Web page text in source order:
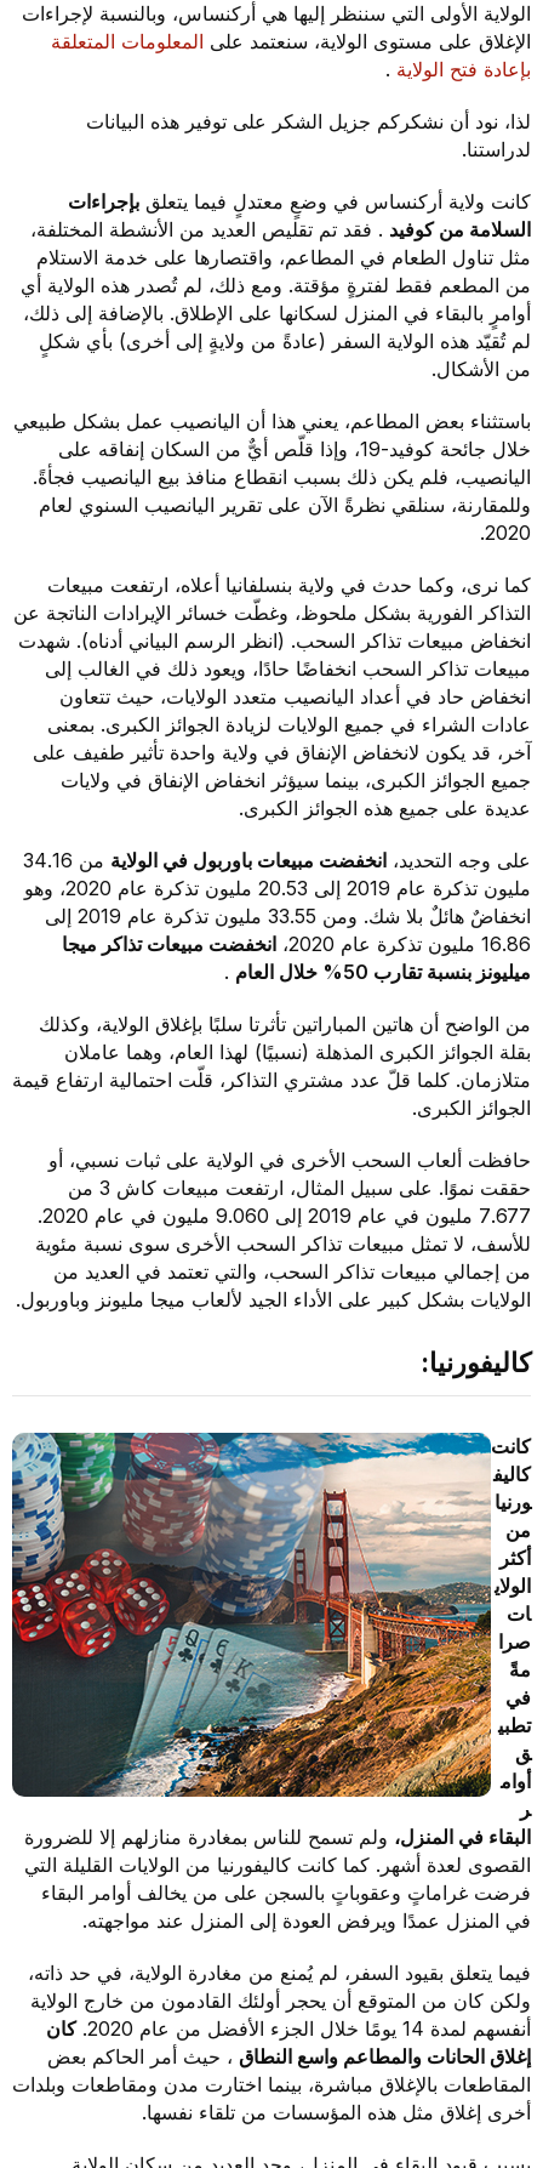
الولاية الأولى التي سننظر إليها هي أركنساس، وبالنسبة لإجراءات
الإغلاق على مستوى الولاية، سنعتمد على المعلومات المتعلقة
بإعادة فتح الولاية.
لذا، نود أن نشكركم جزيل الشكر على توفير هذه البيانات
لدراستنا.
كانت ولاية أركنساس في وضعٍ معتدلٍ فيما يتعلقبإجراءات
السلامة من كوفيد. فقد تم تقليص العديد من الأنشطة المختلفة،
مثل تناول الطعام في المطاعم، واقتصارها على خدمة الاستلام
من المطعم فقط لفترةٍ مؤقتة. ومع ذلك، لم تُصدر هذه الولاية أي
أوامرٍ بالبقاء في المنزل لسكانها على الإطلاق. بالإضافة إلى ذلك،
لم تُقيّد هذه الولاية السفر (عادةً من ولايةٍ إلى أخرى) بأي شكلٍ
من الأشكال.
باستثناء بعض المطاعم، يعني هذا أن اليانصيب عمل بشكل طبيعي
خلال جائحة كوفيد-19، وإذا قلّص أيٌّ من السكان إنفاقه على
اليانصيب، فلم يكن ذلك بسبب انقطاع منافذ بيع اليانصيب فجأةً.
وللمقارنة، سنلقي نظرةً الآن على تقرير اليانصيب السنوي لعام
2020.
كما نرى، وكما حدث في ولاية بنسلفانيا أعلاه، ارتفعت مبيعات
التذاكر الفورية بشكل ملحوظ، وغطّت خسائر الإيرادات الناتجة عن
انخفاض مبيعات تذاكر السحب. (انظر الرسم البياني أدناه). شهدت
مبيعات تذاكر السحب انخفاضًا حادًا، ويعود ذلك في الغالب إلى
انخفاض حاد في أعداد اليانصيب متعدد الولايات، حيث تتعاون
عادات الشراء في جميع الولايات لزيادة الجوائز الكبرى. بمعنى
آخر، قد يكون لانخفاض الإنفاق في ولاية واحدة تأثير طفيف على
جميع الجوائز الكبرى، بينما سيؤثر انخفاض الإنفاق في ولايات
عديدة على جميع هذه الجوائز الكبرى.
على وجه التحديد،انخفضت مبيعات باوربول في الولاية
من 34.16
مليون تذكرة عام 2019 إلى 20.53 مليون تذكرة عام 2020، وهو
انخفاضٌ هائلٌ بلا شك. ومن 33.55 مليون تذكرة عام 2019 إلى
16.86 مليون تذكرة عام 2020،
انخفضت مبيعات تذاكر ميجا
ميليونز بنسبة تقارب 50% خلال العام
.
من الواضح أن هاتين المباراتين تأثرتا سلبًا بإغلاق الولاية، وكذلك
بقلة الجوائز الكبرى المذهلة (نسبيًا) لهذا العام، وهما عاملان
متلازمان. كلما قلّ عدد مشتري التذاكر، قلّت احتمالية ارتفاع قيمة
الجوائز الكبرى.
حافظت ألعاب السحب الأخرى في الولاية على ثبات نسبي، أو
حققت نموًا. على سبيل المثال، ارتفعت مبيعات كاش 3 من
7.677 مليون في عام 2019 إلى 9.060 مليون في عام 2020.
للأسف، لا تمثل مبيعات تذاكر السحب الأخرى سوى نسبة مئوية
من إجمالي مبيعات تذاكر السحب، والتي تعتمد في العديد من
الولايات بشكل كبير على الأداء الجيد لألعاب ميجا مليونز وباوربول.
كاليفورنيا:
كانت
كاليف
ورنيا
من
أكثر
الولاي
ات
صرا
مةً
في
تطبي
ق
أوام
ر
البقاء في المنزل،ولم تسمح للناس بمغادرة منازلهم إلا للضرورة
القصوى لعدة أشهر. كما كانت كاليفورنيا من الولايات القليلة التي
فرضت غراماتٍ وعقوباتٍ بالسجن على من يخالف أوامر البقاء
في المنزل عمدًا ويرفض العودة إلى المنزل عند مواجهته.
فيما يتعلق بقيود السفر، لم يُمنع من مغادرة الولاية، في حد ذاته،
ولكن كان من المتوقع أن يحجر أولئك القادمون من خارج الولاية
أنفسهم لمدة 14 يومًا خلال الجزء الأفضل من عام 2020.
كان
إغلاق الحانات والمطاعم واسع النطاق، حيث أمر الحاكم بعض
المقاطعات بالإغلاق مباشرة، بينما اختارت مدن ومقاطعات وبلدات
أخرى إغلاق مثل هذه المؤسسات من تلقاء نفسها.